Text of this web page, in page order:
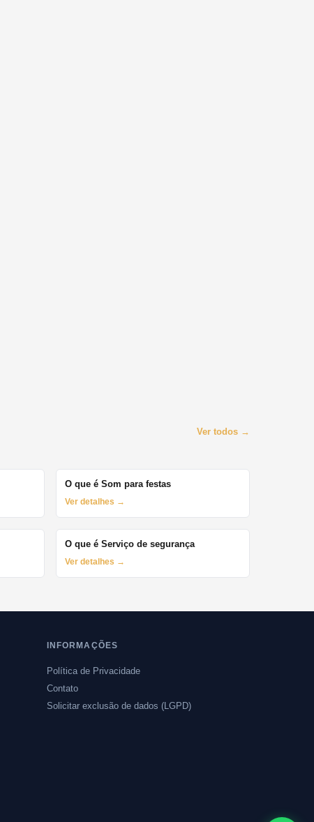
Ver todos →
O que é Som para festas
Ver detalhes →
O que é Serviço de segurança
Ver detalhes →
INFORMAÇÕES
Política de Privacidade
Contato
Solicitar exclusão de dados (LGPD)